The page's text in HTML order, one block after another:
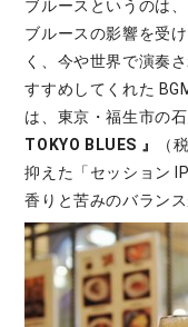
ブルースというのは
ブルースの影響を受
く、今や世界で演奏
すすめしてくれた
は、東京・福生市の
TOKYO BLUES 』
（
抑えた「セッション
香りと苦みのバラン